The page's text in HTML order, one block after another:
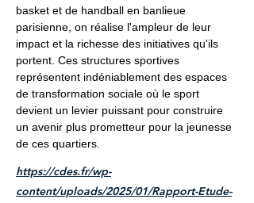
basket et de handball en banlieue
parisienne, on réalise l'ampleur de leur
impact et la richesse des initiatives qu'ils
portent. Ces structures sportives
représentent indéniablement des espaces
de transformation sociale où le sport
devient un levier puissant pour construire
un avenir plus prometteur pour la jeunesse
de ces quartiers.
https://cdes.fr/wp-
content/uploads/2025/01/Rapport-Etude-